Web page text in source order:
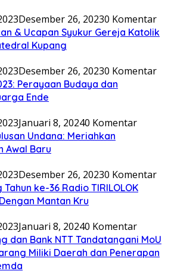
Desember 26, 20230 Komentar
& Ucapan Syukur Gereja Katolik
Kupang
Desember 26, 20230 Komentar
Perayaan Budaya dan
Ende
Januari 8, 20240 Komentar
Undana: Meriahkan
Awal Baru
Desember 26, 20230 Komentar
ke-36 Radio TIRILOLOK
Mantan Kru
Januari 8, 20240 Komentar
dan Bank NTT Tandatangani MoU
Miliki Daerah dan Penerapan